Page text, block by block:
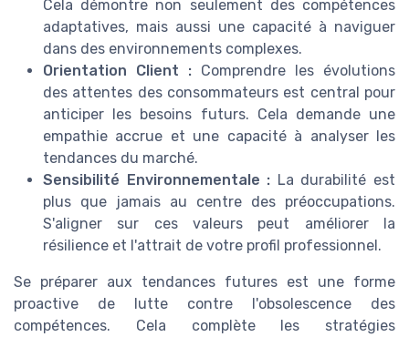
Cela démontre non seulement des compétences
adaptatives, mais aussi une capacité à naviguer
dans des environnements complexes.
Orientation Client : Comprendre les évolutions
des attentes des consommateurs est central pour
anticiper les besoins futurs. Cela demande une
empathie accrue et une capacité à analyser les
tendances du marché.
Sensibilité Environnementale : La durabilité est
plus que jamais au centre des préoccupations.
S'aligner sur ces valeurs peut améliorer la
résilience et l'attrait de votre profil professionnel.
Se préparer aux tendances futures est une forme
proactive de lutte contre l'obsolescence des
compétences. Cela complète les stratégies